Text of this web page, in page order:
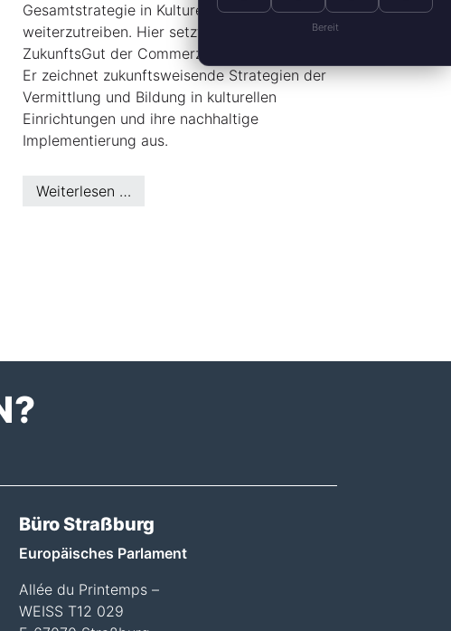
Bereit
Gesamtstrategie in Kultureinrichtungen
weiterzutreiben. Hier setzt der Preis
ZukunftsGut der Commerzbank-Stiftung an.
Er zeichnet zukunftsweisende Strategien der
Vermittlung und Bildung in kulturellen
Einrichtungen und ihre nachhaltige
Implementierung aus.
Weiterlesen …
Büro Straßburg
Europäisches Parlament
Allée du Printemps –
WEISS T12 029